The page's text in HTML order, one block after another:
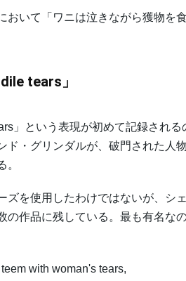
いて「ワニは泣きながら獲物を
tears」
」という表現が初めて記録され
ド・グリンダルが、破門された人
。
を使用したわけではないが、シ
の作品に残している。最も有名な
with woman's tears,